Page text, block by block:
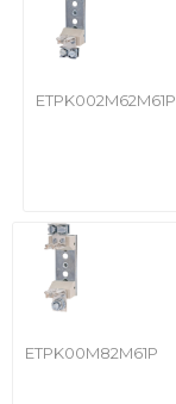
ETPK002M62M61P
ETPK00M82M61P